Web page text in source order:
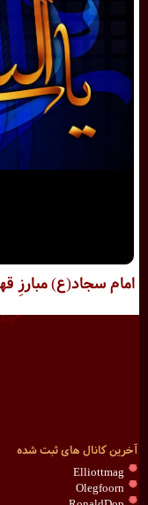
امام سجاد(ع) مبارزِ
آخرین کانال های ثبت شده
Elliottmag
Olegfoorn